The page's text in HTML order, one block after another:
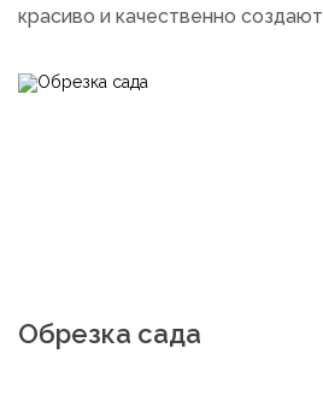
красиво и качественно
Обрезка сада